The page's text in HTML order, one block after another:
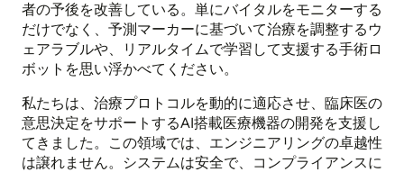
者の予後を改善している。単にバイタルをモニターする
だけでなく、予測マーカーに基づいて治療を調整するウ
ェアラブルや、リアルタイムで学習して支援する手術ロ
ボットを思い浮かべてください。
私たちは、治療プロトコルを動的に適応させ、臨床医の
意思決定をサポートするAI搭載医療機器の開発を支援し
てきました。この領域では、エンジニアリングの卓越性
は譲れません。システムは安全で、コンプライアンスに